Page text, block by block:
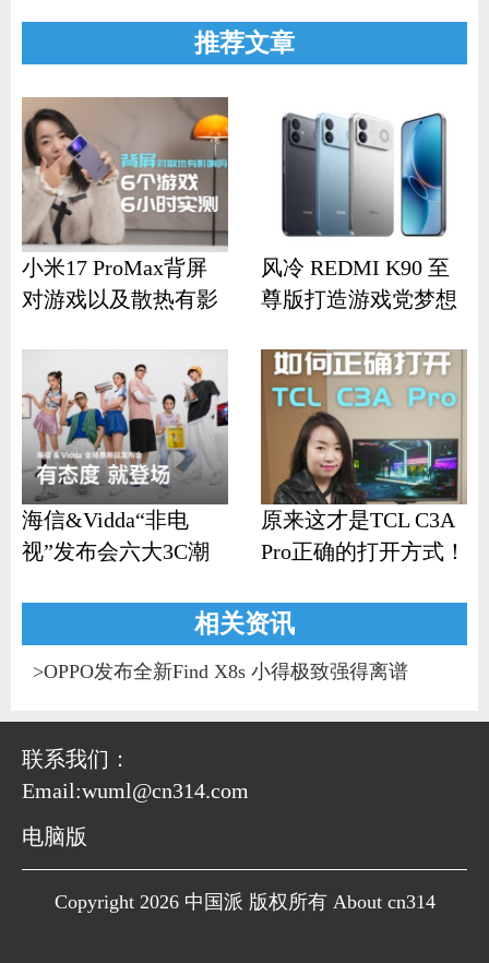
推荐文章
小米17 ProMax背屏
对游戏以及散热有影
风冷 REDMI K90 至
尊版打造游戏党梦想
海信&Vidda“非电
视”发布会六大3C潮
原来这才是TCL C3A
Pro正确的打开方式！
相关资讯
>OPPO发布全新Find X8s 小得极致强得离谱
联系我们：
Email:wuml@cn314.com
电脑版
Copyright 2026 中国派 版权所有 About cn314